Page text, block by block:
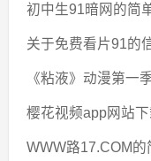
初中生91暗网的简
关于免费看片91的
《粘液》动漫第一
樱花视频app网站
WWW路17.COM的